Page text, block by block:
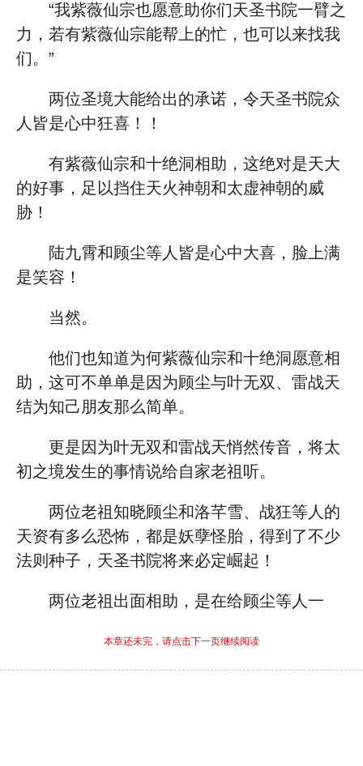
“我紫薇仙宗也愿意助你们天圣书院一臂之
力，若有紫薇仙宗能帮上的忙，也可以来找我
们。”
两位圣境大能给出的承诺，令天圣书院众
人皆是心中狂喜！！
有紫薇仙宗和十绝洞相助，这绝对是天大
的好事，足以挡住天火神朝和太虚神朝的威
胁！
陆九霄和顾尘等人皆是心中大喜，脸上满
是笑容！
当然。
他们也知道为何紫薇仙宗和十绝洞愿意相
助，这可不单单是因为顾尘与叶无双、雷战天
结为知己朋友那么简单。
更是因为叶无双和雷战天悄然传音，将太
初之境发生的事情说给自家老祖听。
两位老祖知晓顾尘和洛芊雪、战狂等人的
天资有多么恐怖，都是妖孽怪胎，得到了不少
法则种子，天圣书院将来必定崛起！
两位老祖出面相助，是在给顾尘等人一
本章还未完，请点击下一页继续阅读